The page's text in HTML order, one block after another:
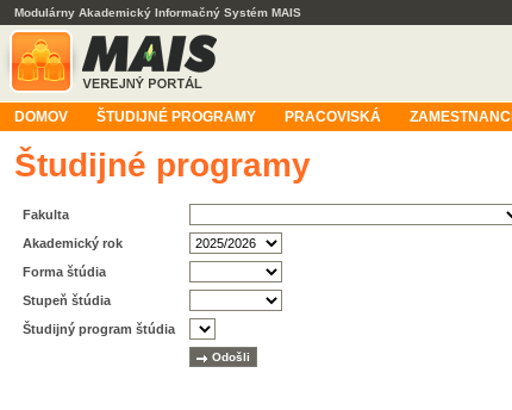
Modulárny Akademický Informačný Systém MAIS
DOMOV ŠTUDIJNÉ PROGRAMY PRACOVISKÁ ZAMESTNANCI
Študijné programy
Fakulta
Akademický rok
Forma štúdia
Stupeň štúdia
Študijný program štúdia